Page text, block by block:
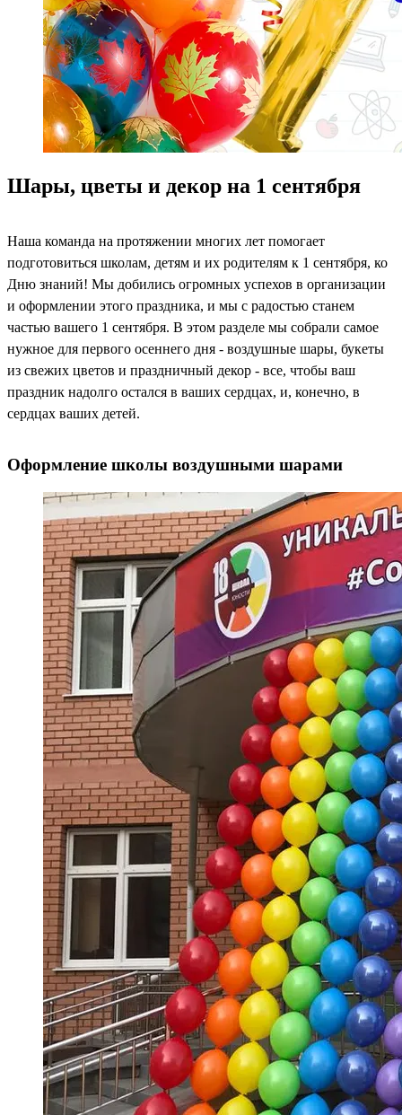
Шары, цветы и декор на 1 сентября
Наша команда на протяжении многих лет помогает
подготовиться школам, детям и их родителям к 1 сентября, ко
Дню знаний! Мы добились огромных успехов в организации
и оформлении этого праздника, и мы с радостью станем
частью вашего 1 сентября. В этом разделе мы собрали самое
нужное для первого осеннего дня - воздушные шары, букеты
из свежих цветов и праздничный декор - все, чтобы ваш
праздник надолго остался в ваших сердцах, и, конечно, в
сердцах ваших детей.
Оформление школы воздушными шарами